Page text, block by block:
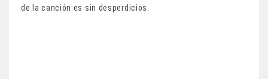
de la canción es sin desperdicios.